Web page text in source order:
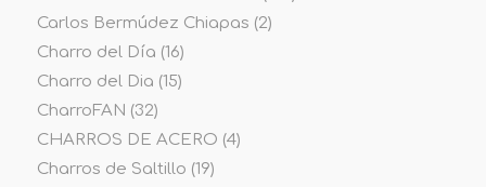
Carlos Bermúdez Chiapas (2)
Charro del Día (16)
Charro del Dia (15)
CharroFAN (32)
CHARROS DE ACERO (4)
Charros de Saltillo (19)